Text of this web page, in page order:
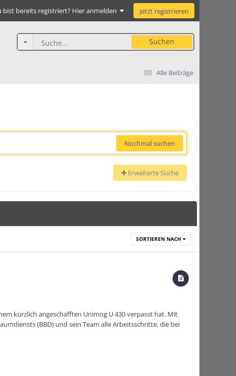
bist bereits registriert? Hier anmelden Jetzt registrieren
Suchen
Alle Beiträge
Nochmal suchen
Erweiterte Suche
SORTIEREN NACH
kürzlich angeschafften Unimog U 430 verpasst hat. Mit
(BBD) und sein Team alle Arbeitsschritte, die bei